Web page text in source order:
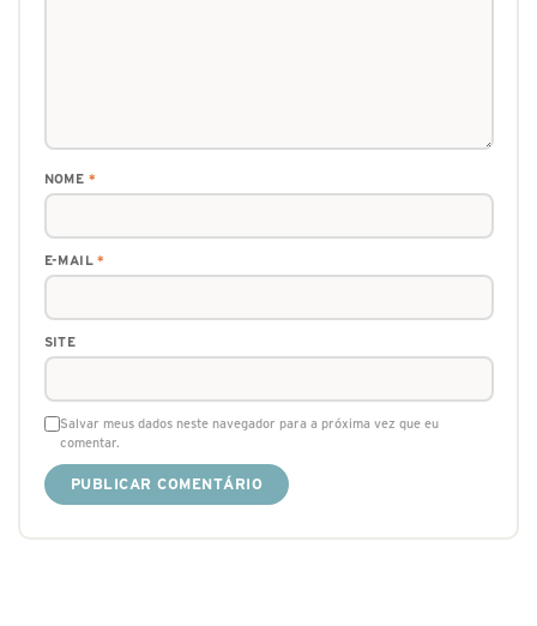
NOME *
E-MAIL*
SITE
Salvar meus dados neste navegador para a próxima vez que eu
comentar.